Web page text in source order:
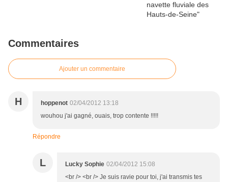
Commentaires
Ajouter un commentaire
H hoppenot 02/04/2012 13:18
wouhou j'ai gagné, ouais, trop contente !!!!!
Répondre
L Lucky Sophie 02/04/2012 15:08
<br /> <br /> Je suis ravie pour toi, j'ai transmis tes